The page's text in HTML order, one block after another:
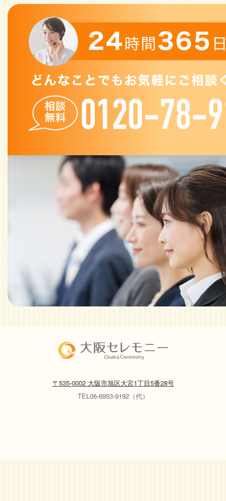
〒535-0002 大阪市旭区大宮1丁目5番28号
TEL06-6953-9192（代）